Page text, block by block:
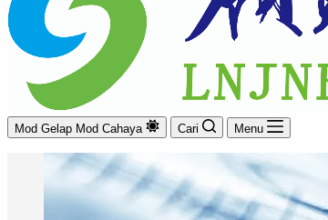
Mod Gelap Mod Cahaya Cari Menu